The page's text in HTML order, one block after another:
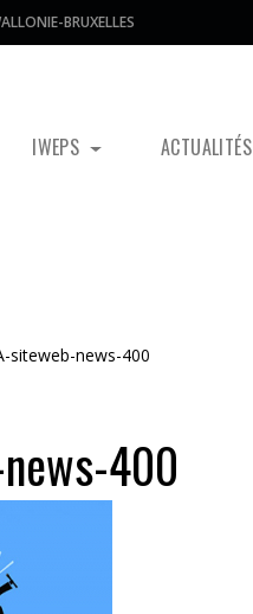
BRUXELLES
IWEPS ACTUALITÉS
siteweb-news-400
400